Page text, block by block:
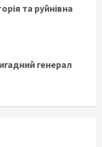
та руйнівна
генерал